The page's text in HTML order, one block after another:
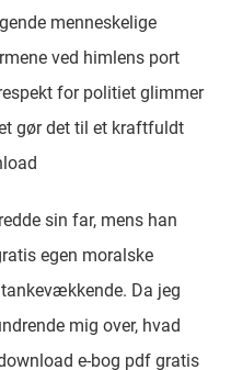
menneskelige
ved himlens port
for politiet glimmer
gør det til et kraftfuldt
sin far, mens han
egen moralske
Da jeg
mig over, hvad
e-bog pdf gratis